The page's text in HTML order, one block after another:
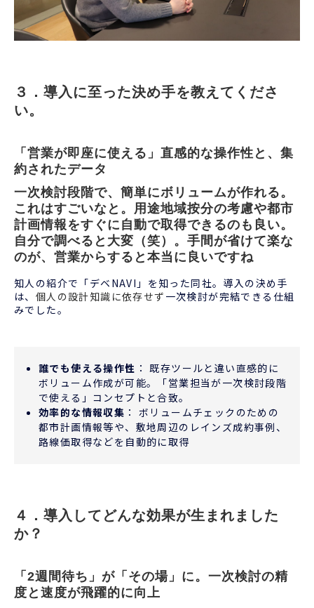
３．導入に至った決め手を教えてくださ
い。
「営業が即座に使える」直感的な操作性と、集
約されたデータ
一次検討段階で、簡単にボリュームが作れる。
これはすごいなと。用途地域按分の考慮や都市
計画情報をすぐに自動で取得できるのも良い。
自分で調べると大変（笑）。手間が省けて楽な
のが、営業からすると本当に良いですね
知人の紹介で「デベNAVI」を知った同社。導入の決め手
は、 個人の設計知識に依存せず 一次検討が完結できる仕組
みでした。
誰でも使える操作性 ： 既存ツールと違い直感的に
ボリューム作成が可能。「営業担当が一次検討段階
で使える」コンセプトと合致。
効率的な情報収集 ： ボリュームチェックのための
都市計画情報等や、敷地周辺のレインズ成約事例、
路線価取得などを自動的に取得
４．導入してどんな効果が生まれました
か？
「2週間待ち」が「その場」に。一次検討の精
度と速度が飛躍的に向上